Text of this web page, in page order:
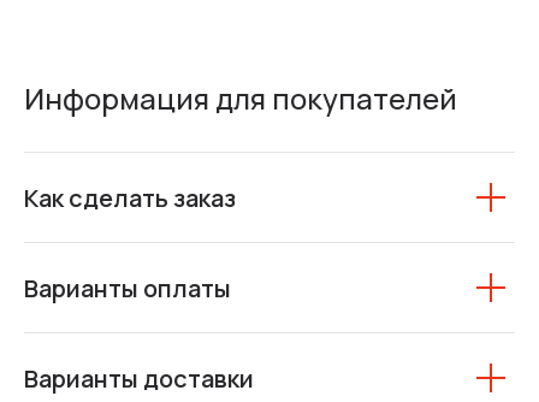
Информация для покупателей
Как сделать заказ
Варианты оплаты
Варианты доставки